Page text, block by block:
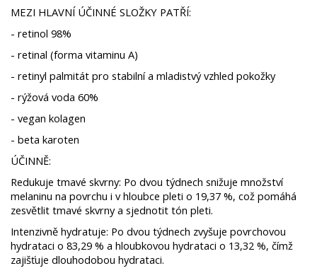
MEZI HLAVNÍ ÚČINNÉ SLOŽKY PATŘÍ:
- retinol 98%
- retinal (forma vitaminu A)
- retinyl palmitát pro stabilní a mladistvý vzhled pokožky
- rýžová voda 60%
- vegan kolagen
- beta karoten
ÚČINNĚ:
Redukuje tmavé skvrny: Po dvou týdnech snižuje množství
melaninu na povrchu i v hloubce pleti o 19,37 %, což pomáhá
zesvětlit tmavé skvrny a sjednotit tón pleti.
Intenzivně hydratuje: Po dvou týdnech zvyšuje povrchovou
hydrataci o 83,29 % a hloubkovou hydrataci o 13,32 %, čímž
zajišťuje dlouhodobou hydrataci.